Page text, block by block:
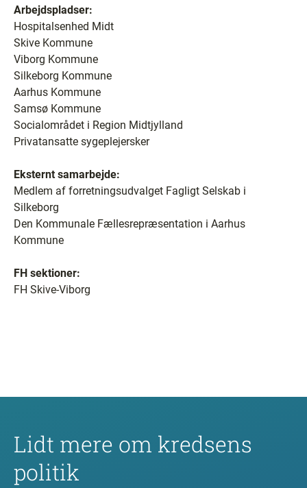
Arbejdspladser:
Hospitalsenhed Midt
Skive Kommune
Viborg Kommune
Silkeborg Kommune
Aarhus Kommune
Samsø Kommune
Socialområdet i Region Midtjylland
Privatansatte sygeplejersker
Eksternt samarbejde:
Medlem af forretningsudvalget Fagligt Selskab i
Silkeborg
Den Kommunale Fællesrepræsentation i Aarhus
Kommune
FH sektioner:
FH Skive-Viborg
Lidt mere om kredsens
politik